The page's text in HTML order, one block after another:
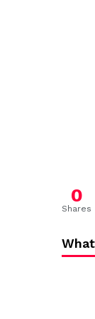
0
Shares